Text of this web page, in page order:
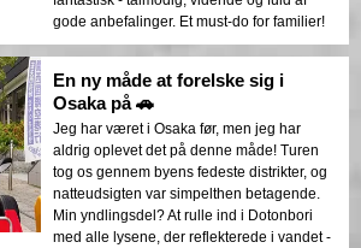
gode anbefalinger. Et must-do for familier!
En ny måde at forelske sig i
Osaka på 🚗
Jeg har været i Osaka før, men jeg har
aldrig oplevet det på denne måde! Turen
tog os gennem byens fedeste distrikter, og
natteudsigten var simpelthen betagende.
Min yndlingsdel? At rulle ind i Dotonbori
med alle lysene, der reflekterede i vandet -